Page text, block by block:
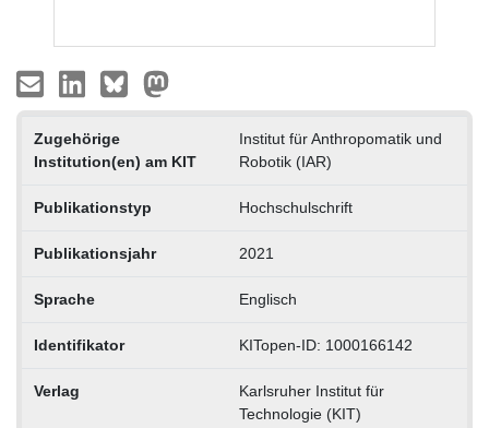
Zugehörige
Institution(en) am KIT
Institut für Anthropomatik und
Robotik (IAR)
Publikationstyp Hochschulschrift
Publikationsjahr 2021
Sprache Englisch
Identifikator KITopen-ID: 1000166142
Verlag
Karlsruher Institut für
Technologie (KIT)